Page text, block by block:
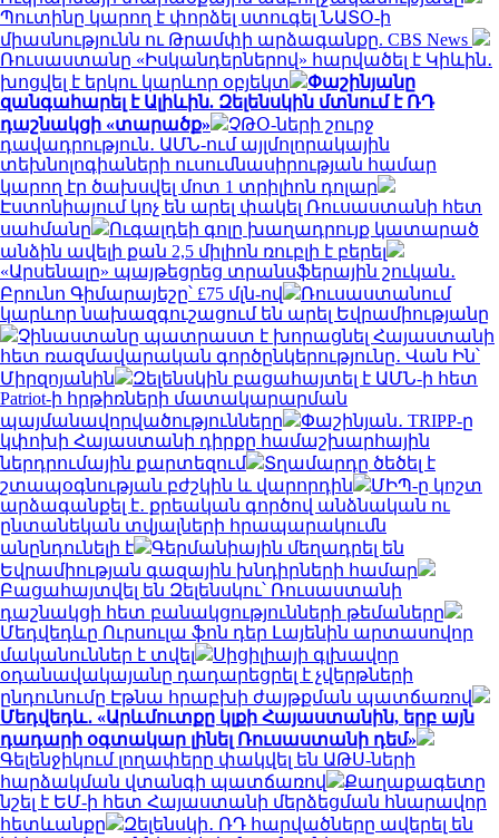
Պուտինը կարող է փորձել ստուգել ՆԱՏՕ-ի
միասնությունն ու Թրամփի արձագանքը. CBS News
Ռուսաստանը «Իսկանդերներով» հարվածել է Կիևին․
խոցվել է երկու կարևոր օբյեկտ
Փաշինյանը
զանգահարել է Ալիևին. Զելենսկին մտնում է ՌԴ
դաշնակցի «տարածք»
ՉԹՕ-ների շուրջ
դավադրություն․ ԱՄՆ-ում այլմոլորակային
տեխնոլոգիաների ուսումնասիրության համար
կարող էր ծախսվել մոտ 1 տրիլիոն դոլար
Էստոնիայում կոչ են արել փակել Ռուսաստանի հետ
սահմանը
Ուգալդեի գոլը խաղադրույք կատարած
անձին ավելի քան 2,5 միլիոն ռուբլի է բերել
«Արսենալը» պայթեցրեց տրանսֆերային շուկան․
Բրունո Գիմարայեշը՝ £75 մլն-ով
Ռուսաստանում
կարևոր նախազգուշացում են արել Եվրամիությանը
Չինաստանը պատրաստ է խորացնել Հայաստանի
հետ ռազմավարական գործընկերությունը․ Վան Ին՝
Միրզոյանին
Զելենսկին բացահայտել է ԱՄՆ-ի հետ
Patriot-ի հրթիռների մատակարարման
պայմանավորվածությունները
Փաշինյան․ TRIPP-ը
կփոխի Հայաստանի դիրքը համաշխարհային
ներդրումային քարտեզում
Տղամարդը ծեծել է
շտապօգնության բժշկին և վարորդին
ՄԻՊ-ը կոշտ
արձագանքել է․ քրեական գործով անձնական ու
ընտանեկան տվյալների հրապարակումն
անընդունելի է
Գերմանիային մեղադրել են
Եվրամիության գազային խնդիրների համար
Բացահայտվել են Զելենսկու՝ Ռուսաստանի
դաշնակցի հետ բանակցությունների թեմաները
Մեդվեդևը Ուրսուլա ֆոն դեր Լայենին արտասովոր
մականուններ է տվել
Սիցիլիայի գլխավոր
օդանավակայանը դադարեցրել է չվերթների
ընդունումը Էթնա հրաբխի ժայթքման պատճառով
Մեդվեդև․ «Արևմուտքը կլքի Հայաստանին, երբ այն
դադարի օգտակար լինել Ռուսաստանի դեմ»
Գելենջիկում լողափերը փակվել են ԱԹՍ-ների
հարձակման վտանգի պատճառով
Քաղաքագետը
նշել է ԵՄ-ի հետ Հայաստանի մերձեցման հնարավոր
հետևանքը
Զելենսկի․ ՌԴ հարվածները ավերել են